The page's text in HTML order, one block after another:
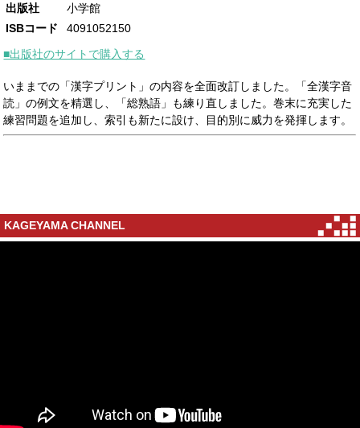
出版社
小学館
ISBコード
4091052150
■出版社のサイトで購入する
いままでの「漢字プリント」の内容を全面改訂しました。「全漢字音
読」の例文を精選し、「総熟語」も練り直しました。巻末に充実した
練習問題を追加し、索引も新たに設け、目的別に威力を発揮します。
KAGEYAMA CHANNEL